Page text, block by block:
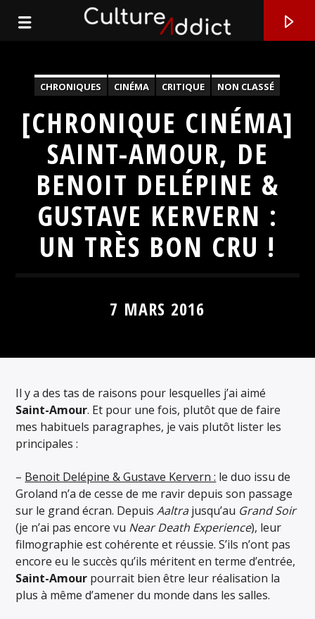
CHRONIQUES CINÉMA CRITIQUE NON CLASSÉ
[CHRONIQUE CINÉMA]
SAINT-AMOUR, DE
BENOIT DELÉPINE &
GUSTAVE KERVERN :
UN TRÈS BON CRU !
7 MARS 2016
Il y a des tas de raisons pour lesquelles j’ai aimé
Saint-Amour. Et pour une fois, plutôt que de faire
mes habituels paragraphes, je vais plutôt lister les
principales :
– Benoit Delépine & Gustave Kervern : le duo issu de
Groland n’a de cesse de me ravir depuis son passage
sur le grand écran. DepuisAaltrajusqu’au Grand Soir
(je n’ai pas encore vu Near Death Experience), leur
filmographie est cohérente et réussie. S’ils n’ont pas
encore eu le succès qu’ils méritent en terme d’entrée,
Saint-Amour pourrait bien être leur réalisation la
plus à même d’amener du monde dans les salles.